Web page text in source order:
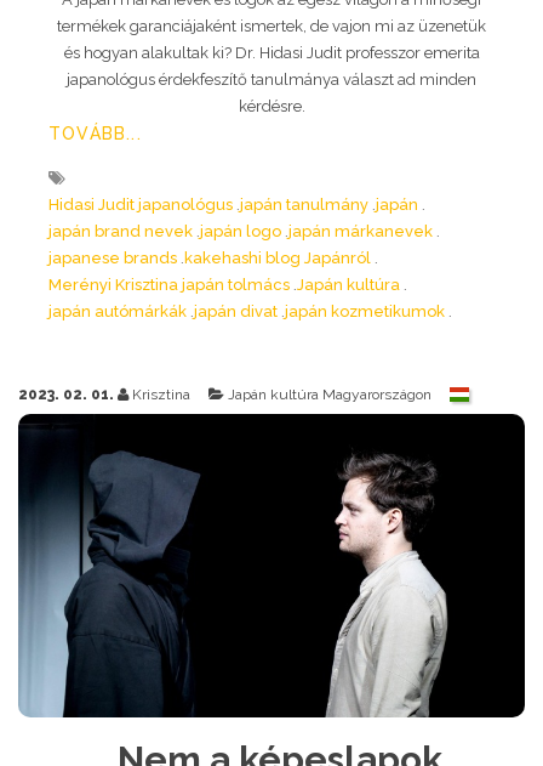
termékek garanciájaként ismertek, de vajon mi az üzenetük
és hogyan alakultak ki? Dr. Hidasi Judit professzor emerita
japanológus érdekfeszítő tanulmánya választ ad minden
kérdésre.
TOVÁBB...
Hidasi Judit japanológus japán tanulmány japán
japán brand nevek japán logo japán márkanevek
japanese brands kakehashi blog Japánról
Merényi Krisztina japán tolmács Japán kultúra
japán autómárkák japán divat japán kozmetikumok
2023. 02. 01. Krisztina Japán kultúra Magyarországon